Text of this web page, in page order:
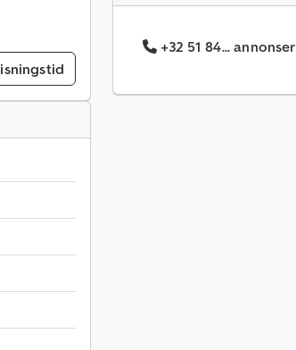
+32 51 84... annonser